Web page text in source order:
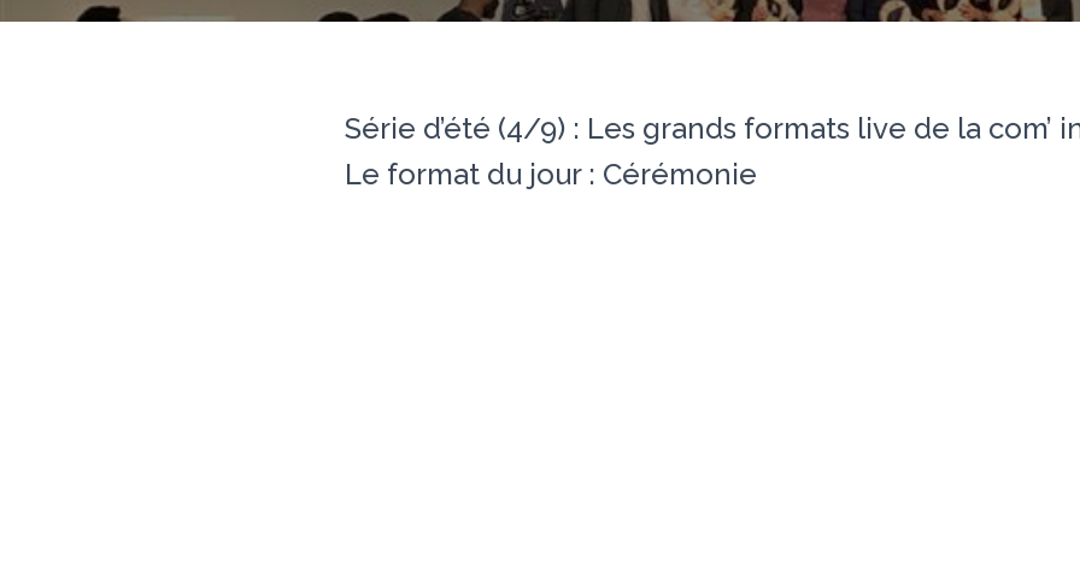
Série d’été (4/9) : Les grands formats live de la com’
Le format du jour : Cérémonie